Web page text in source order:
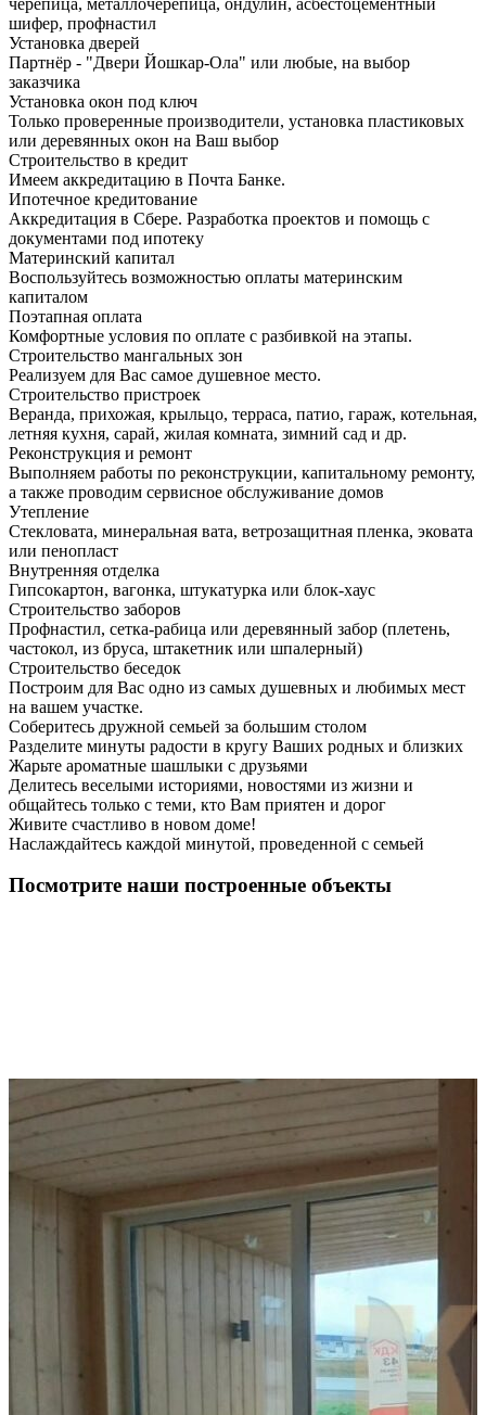
шифер, профнастил
Установка дверей
Партнёр - "Двери Йошкар-Ола" или любые, на выбор
заказчика
Установка окон под ключ
Только проверенные производители, установка пластиковых
или деревянных окон на Ваш выбор
Строительство в кредит
Имеем аккредитацию в Почта Банке.
Ипотечное кредитование
Аккредитация в Сбере. Разработка проектов и помощь с
документами под ипотеку
Материнский капитал
Воспользуйтесь возможностью оплаты материнским
капиталом
Поэтапная оплата
Комфортные условия по оплате с разбивкой на этапы.
Строительство мангальных зон
Реализуем для Вас самое душевное место.
Строительство пристроек
Веранда, прихожая, крыльцо, терраса, патио, гараж, котельная,
летняя кухня, сарай, жилая комната, зимний сад и др.
Реконструкция и ремонт
Выполняем работы по реконструкции, капитальному ремонту,
а также проводим сервисное обслуживание домов
Утепление
Стекловата, минеральная вата, ветрозащитная пленка, эковата
или пенопласт
Внутренняя отделка
Гипсокартон, вагонка, штукатурка или блок-хаус
Строительство заборов
Профнастил, сетка-рабица или деревянный забор (плетень,
частокол, из бруса, штакетник или шпалерный)
Строительство беседок
Построим для Вас одно из самых душевных и любимых мест
на вашем участке.
Соберитесь дружной семьей за большим столом
Разделите минуты радости в кругу Ваших родных и близких
Жарьте ароматные шашлыки с друзьями
Делитесь веселыми историями, новостями из жизни и
общайтесь только с теми, кто Вам приятен и дорог
Живите счастливо в новом доме!
Наслаждайтесь каждой минутой, проведенной с семьей
Посмотрите наши построенные объекты